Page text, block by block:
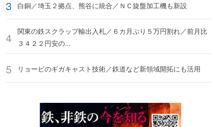
白銅／埼玉２拠点、熊谷に統合／ＮＣ旋盤加工機も新設
関東の鉄スクラップ輸出入札／６カ月ぶり５万円割れ／前月比
３４２２円安の...
リョービのギガキャスト技術／鉄道など新領域開拓にも活用